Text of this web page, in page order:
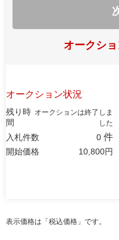
オークシ
オークション状況
残り時
間
オークションは終了しま
した
入札件数 0 件
開始価格 10,800円
表示価格は「税込価格」です。